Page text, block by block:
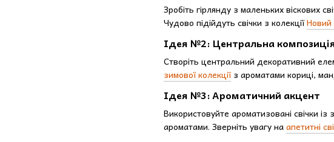
Зробіть гірлянду з маленьких віскових
Чудово підійдуть свічки з колекціїНовий
Ідея №2: Центральна
Створіть центральний декоративний
зимової колекції з ароматами кориці,
Ідея №3: Ароматичний акцент
Використовуйте ароматизовані свічки
ароматами. Зверніть увагу наапетитні